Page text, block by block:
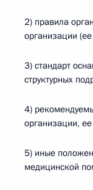
2) правила
организации
3) стандарт
структурных
4)
организации,
5) иные
медицинской